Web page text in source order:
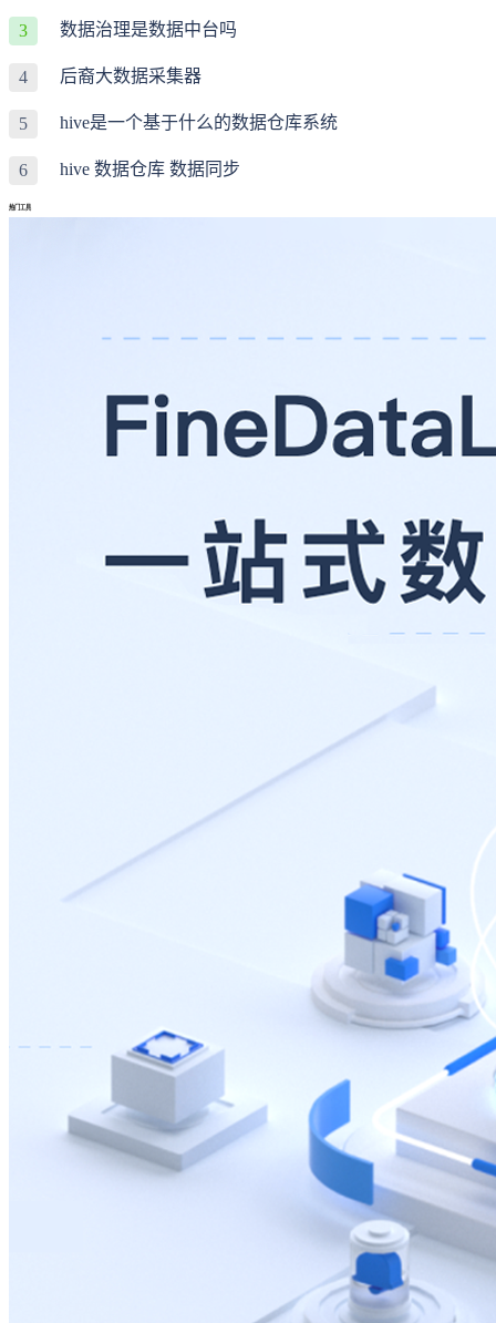
3 数据治理是数据中台吗
4 后裔大数据采集器
5 hive是一个基于什么的数据仓库系统
6 hive 数据仓库 数据同步
热门工具